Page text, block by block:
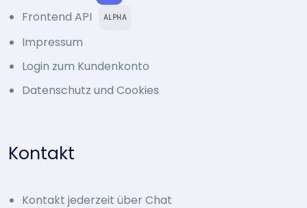
Frontend API ALPHA
Impressum
Login zum Kundenkonto
Datenschutz und Cookies
Kontakt
Kontakt jederzeit über Chat